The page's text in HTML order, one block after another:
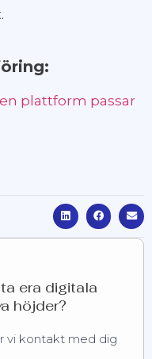
plattform passar
era digitala
höjder?
vi kontakt med dig